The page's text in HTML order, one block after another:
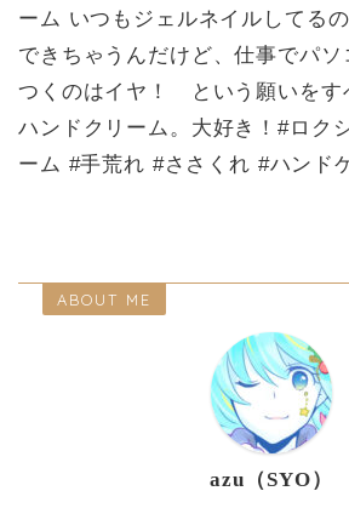
ーム いつもジェルネイルしてる
できちゃうんだけど、仕事でパソ
つくのはイヤ！ という願いをす
ハンドクリーム。大好き！#ロク
ーム #手荒れ #ささくれ #ハンド
ABOUT ME
azu（SYO）